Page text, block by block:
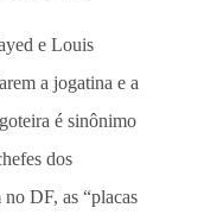
e Louis
a jogatina e a
é sinônimo
dos
DF, as “placas